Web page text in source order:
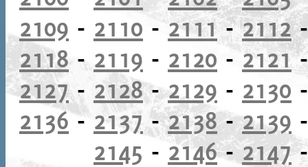
2109 - 2110 -2111-2112
2118- 2119 - 2120 - 2121
2127- 2128-2129 - 2130
2136- 2137-2138-2139
2145 - 2146-2147